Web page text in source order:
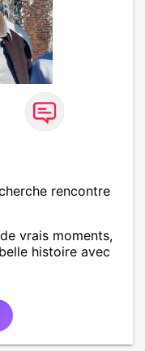
rencontre
vrais moments,
histoire avec